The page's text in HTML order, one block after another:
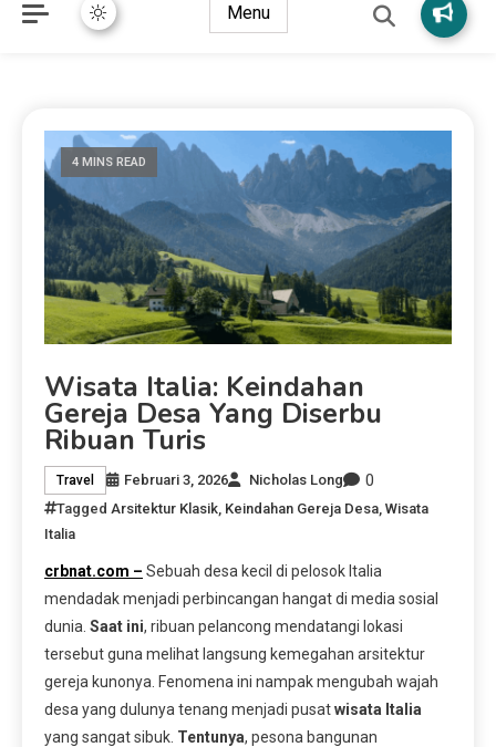
Menu
4 MINS READ
Wisata Italia: Keindahan
Gereja Desa Yang Diserbu
Ribuan Turis
Travel Februari 3, 2026 Nicholas Long 0
Tagged Arsitektur Klasik Keindahan Gereja Desa Wisata
Italia
crbnat.com – Sebuah desa kecil di pelosok Italia
mendadak menjadi perbincangan hangat di media sosial
dunia. Saat ini, ribuan pelancong mendatangi lokasi
tersebut guna melihat langsung kemegahan arsitektur
gereja kunonya. Fenomena ini nampak mengubah wajah
desa yang dulunya tenang menjadi pusatwisata Italia
yang sangat sibuk. Tentunya, pesona bangunan